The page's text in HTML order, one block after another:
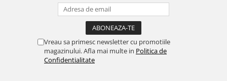
Ventilator de tubulatura
Amenajare bucatarie
Promotii pachete chiuveta +
Vreau sa primesc newsletter cu promotiile
magazinului. Afla mai multe in Politica de
Confidentialitate